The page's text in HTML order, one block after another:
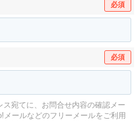
必須
必須
宛てに、お問合せ内容の確認メー
メールなどのフリーメールをご利用